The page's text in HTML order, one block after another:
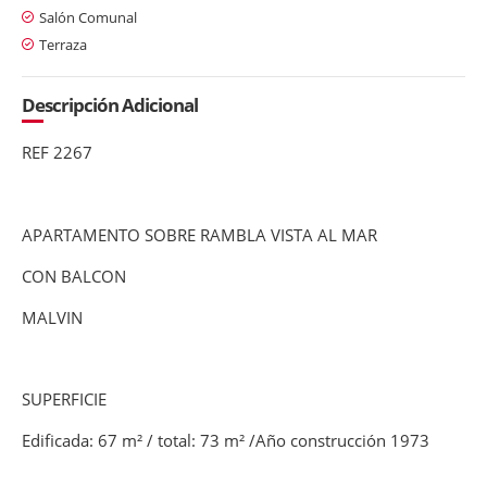
Salón Comunal
Terraza
Descripción Adicional
REF 2267
APARTAMENTO SOBRE RAMBLA VISTA AL MAR
CON BALCON
MALVIN
SUPERFICIE
Edificada: 67 m² / total: 73 m² /Año construcción 1973